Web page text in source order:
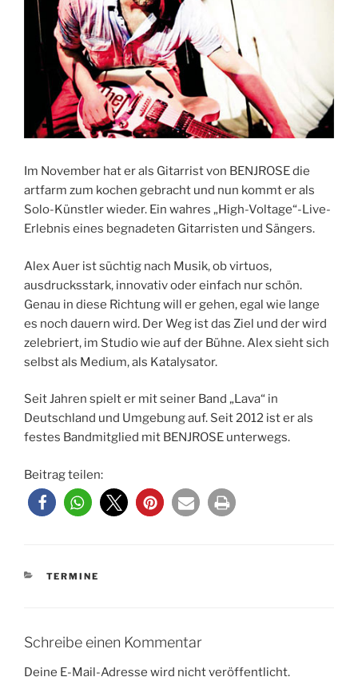
Im November hat er als Gitarrist von BENJROSE die
artfarm zum kochen gebracht und nun kommt er als
Solo-Künstler wieder. Ein wahres „High-Voltage“-Live-
Erlebnis eines begnadeten Gitarristen und Sängers.
Alex Auer ist süchtig nach Musik, ob virtuos,
ausdrucksstark, innovativ oder einfach nur schön.
Genau in diese Richtung will er gehen, egal wie lange
es noch dauern wird. Der Weg ist das Ziel und der wird
zelebriert, im Studio wie auf der Bühne. Alex sieht sich
selbst als Medium, als Katalysator.
Seit Jahren spielt er mit seiner Band „Lava“ in
Deutschland und Umgebung auf. Seit 2012 ist er als
festes Bandmitglied mit BENJROSE unterwegs.
Beitrag teilen:
KATEGORIEN
TERMINE
Schreibe einen Kommentar
Deine E-Mail-Adresse wird nicht veröffentlicht.